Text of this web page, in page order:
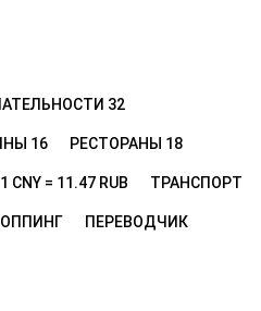
32
16 РЕСТОРАНЫ 18
1 CNY = 11.47 RUB ТРАНСПОРТ
ПЕРЕВОДЧИК